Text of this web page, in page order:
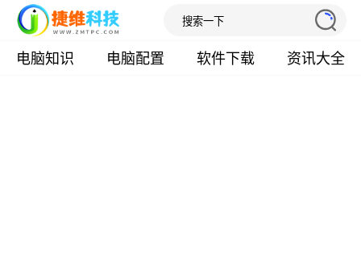
电脑知识 电脑配置 软件下载 资讯大全